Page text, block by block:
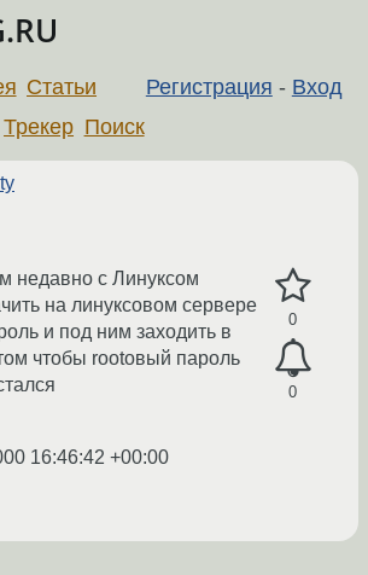
Регистрация - Вход
Статьи
Трекер Поиск
0
0
недавно с Линуксом
на линуксовом сервере
и под ним заходить в
чтобы rootовый пароль
16:46:42 +00:00